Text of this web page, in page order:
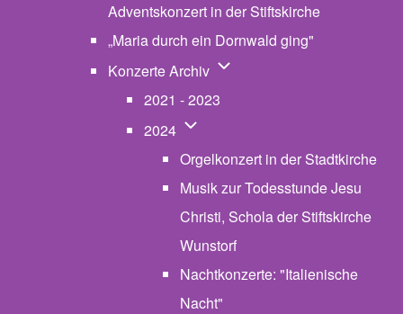
Adventskonzert in der Stiftskirche
„Maria durch ein Dornwald ging"
Konzerte Archiv Unternavigation von
2021 - 2023
2024 Unternavigation von 2024
Orgelkonzert in der Stadtkirche
Musik zur Todesstunde Jesu
Christi, Schola der Stiftskirche
Wunstorf
Nachtkonzerte: "Italienische
Nacht"